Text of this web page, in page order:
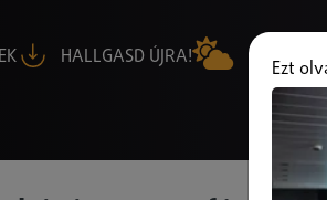
HALLGASD ÚJRA!
Ezt